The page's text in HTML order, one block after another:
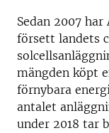
Sedan 2007
försett landets
mängden köpt
förnybara
antalet
under 2018 tar